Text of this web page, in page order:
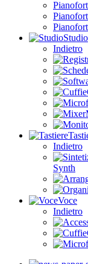
Studio
Indietro
Indietro
Synth
Voce
Indietro